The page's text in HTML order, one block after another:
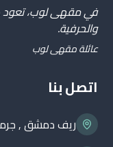
في مقهى لوب، تعود
والحرفية.
عائلة مقهى لوب
اتصل بنا
ريف دمشق ,